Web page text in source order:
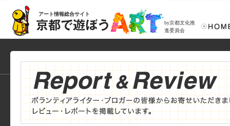
アート情報総合サイト
by京都文化推
進委員会